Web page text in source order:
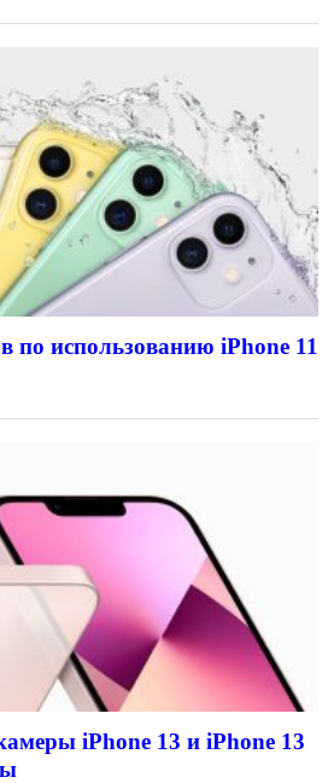
по использованию iPhone 11
iPhone 13 и iPhone 13